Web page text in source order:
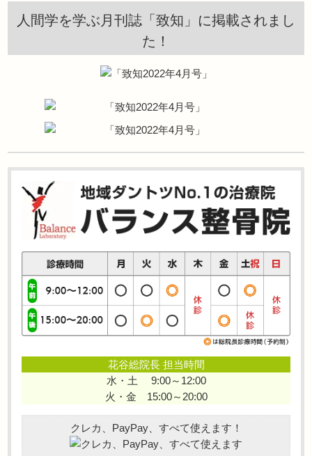
人間学を学ぶ月刊誌「致知」に掲載されまし
た！
花谷総院長 担当時間
水・土 9:00～12:00
火・金 15:00～20:00
クレカ、PayPay、すべて使えます！